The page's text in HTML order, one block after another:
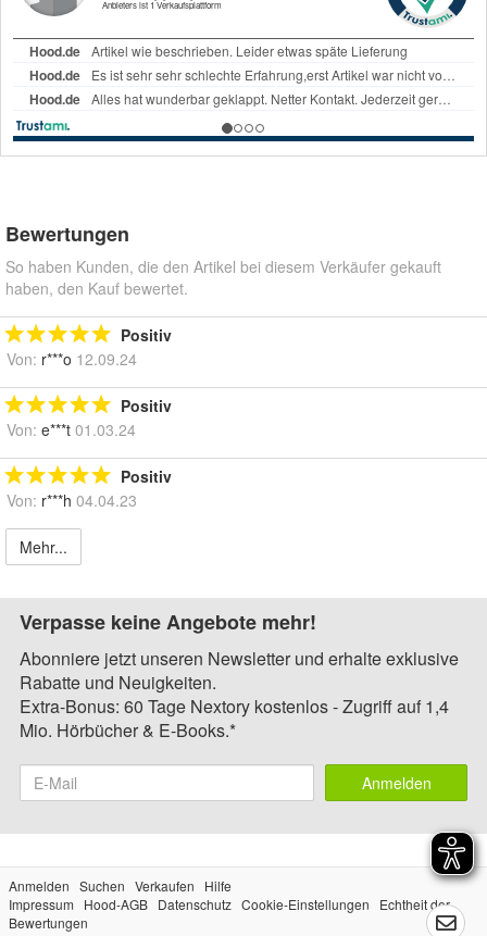
Bewertungen
So haben Kunden, die den Artikel bei diesem Verkäufer gekauft
haben, den Kauf bewertet.
Positiv
Von: r***o 12.09.24
Positiv
Von: e***t 01.03.24
Positiv
Von: r***h 04.04.23
Mehr...
Verpasse keine Angebote mehr!
Abonniere jetzt unseren Newsletter und erhalte exklusive
Rabatte und Neuigkeiten.
Extra-Bonus: 60 Tage Nextory kostenlos - Zugriff auf 1,4
Mio. Hörbücher & E-Books.*
Anmelden
Anmelden Suchen Verkaufen
Hilfe
Impressum
Hood-AGB Datenschutz Cookie-Einstellungen
Echtheit der
Bewertungen